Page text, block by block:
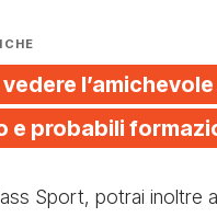
e probabili
Sport, potrai inoltre